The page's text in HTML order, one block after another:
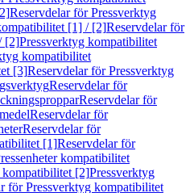
Reservdelar för Pressverktyg
[1] / [2]Reservdelar för
[2]Pressverktyg kompatibilitet
kompatibilitet
[3]Reservdelar för Pressverktyg
Reservdelar för
Reservdelar för
Reservdelar för
Reservdelar för
[1]Reservdelar för
kompatibilitet
kompatibilitet [2]Pressverktyg
för Pressverktyg kompatibilitet